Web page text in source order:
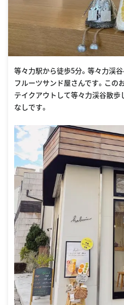
等々力駅から徒歩5分。等々力渓
フルーツサンド屋さんです。この
テイクアウトして等々力渓谷散
なしです。